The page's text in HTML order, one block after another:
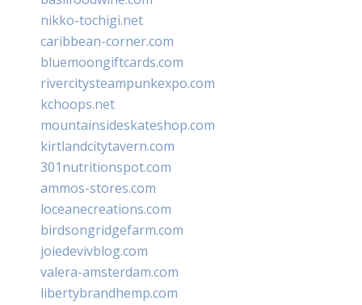
nikko-tochigi.net
caribbean-corner.com
bluemoongiftcards.com
rivercitysteampunkexpo.com
kchoops.net
mountainsideskateshop.com
kirtlandcitytavern.com
301nutritionspot.com
ammos-stores.com
loceanecreations.com
birdsongridgefarm.com
joiedevivblog.com
valera-amsterdam.com
libertybrandhemp.com